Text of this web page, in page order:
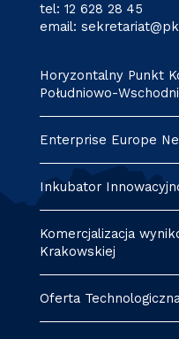
tel: 12 628 28 45
email:
Horyzontalny Punkt
Południowo-
Enterprise Europe
Inkubator
Komercjalizacja
Krakowskiej
Oferta